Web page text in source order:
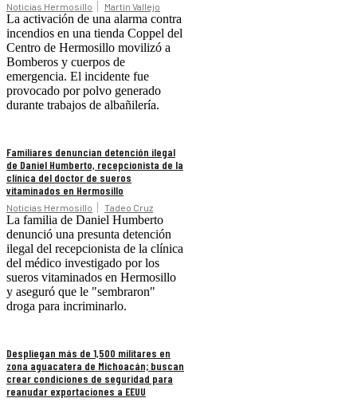
Noticias Hermosillo Martín Vallejo
La activación de una alarma contra
incendios en una tienda Coppel del
Centro de Hermosillo movilizó a
Bomberos y cuerpos de
emergencia. El incidente fue
provocado por polvo generado
durante trabajos de albañilería.
Familiares denuncian detención ilegal
de Daniel Humberto, recepcionista de la
clínica del doctor de sueros
vitaminados en Hermosillo
Noticias Hermosillo Tadeo Cruz
La familia de Daniel Humberto
denunció una presunta detención
ilegal del recepcionista de la clínica
del médico investigado por los
sueros vitaminados en Hermosillo
y aseguró que le "sembraron"
droga para incriminarlo.
Despliegan más de 1,500 militares en
zona aguacatera de Michoacán; buscan
crear condiciones de seguridad para
reanudar exportaciones a EEUU